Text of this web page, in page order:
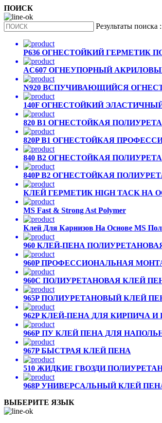
ПОИСК
Pезультаты поиска :
P636 ОГНЕСТОЙКИЙ ГЕРМЕТИК
AC607 ОГНЕУПОРНЫЙ
N920 ВСПУЧИВАЮЩИЙСЯ
140F ОГНЕСТОЙКИЙ
820 B1 ОГНЕСТОЙКАЯ
820P B1 ОГНЕСТОЙКАЯ
840 B2 ОГНЕСТОЙКАЯ
840P B2 ОГНЕСТОЙКАЯ
КЛЕЙ ГЕРМЕТИК HIGH TACK НА
MS Fast & Strong Ast Polymer
Клей Для Карнизов На Основе MS
960 КЛЕЙ-ПЕНА
960P ПРОФЕССИОНАЛЬНАЯ
960С ПОЛИУРЕТАНОВАЯ КЛЕЙ
965P ПОЛИУРЕТАНОВЫЙ КЛЕЙ
962P КЛЕЙ-ПЕНА ДЛЯ КИРПИЧА
966Р ПУ КЛЕЙ ПЕНА ДЛЯ
967P БЫСТРАЯ КЛЕЙ ПЕНА
510 ЖИДКИЕ ГВОЗДИ
968P УНИВЕРСАЛЬНЫЙ КЛЕЙ
ВЫБЕРИТЕ ЯЗЫК